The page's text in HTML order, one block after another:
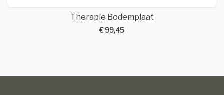
Therapie Bodemplaat
€ 99,45